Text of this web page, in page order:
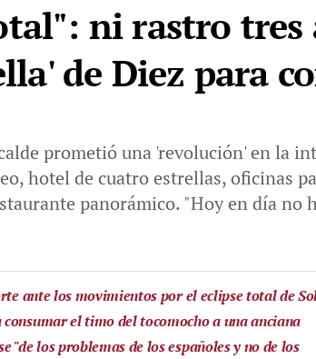
ni rastro tres
de Diez para
prometió una 'revolución' en la
hotel de cuatro estrellas, oficinas
panorámico. "Hoy en día no
ante los movimientos por el eclipse total de
el timo del tocomocho a una anciana
"de los problemas de los españoles y no de los